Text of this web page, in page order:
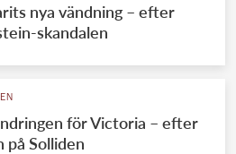
nya vändning – efter
skandalen
för Victoria – efter
på Solliden